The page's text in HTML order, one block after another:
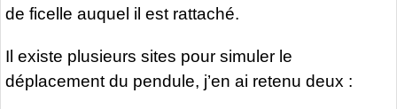
de ficelle auquel il est rattaché.
Il existe plusieurs sites pour simuler le
déplacement du pendule, j’en ai retenu deux :